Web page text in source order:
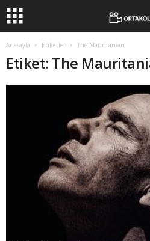
Anasayfa Etiketler The Mauritanian
Etiket: The